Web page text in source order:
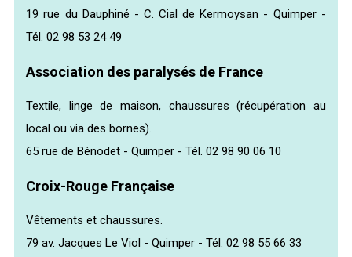
19 rue du Dauphiné - C. Cial de Kermoysan - Quimper -
Tél. 02 98 53 24 49
Association des paralysés de France
Textile, linge de maison, chaussures (récupération au
local ou via des bornes).
65 rue de Bénodet - Quimper - Tél. 02 98 90 06 10
Croix-Rouge Française
Vêtements et chaussures.
79 av. Jacques Le Viol - Quimper - Tél. 02 98 55 66 33